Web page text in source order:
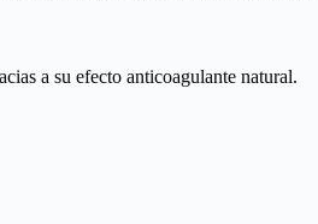
a su efecto anticoagulante natural.